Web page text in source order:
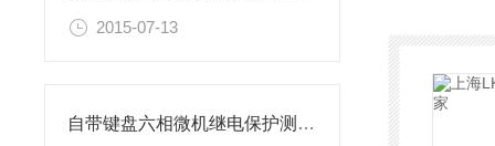
2015-07-13
自带键盘六相微机继电保护测试仪